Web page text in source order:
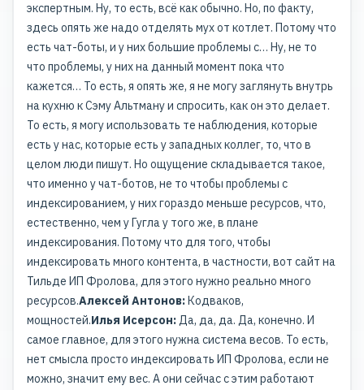
экспертным. Ну, то есть, всё как обычно. Но, по факту,
здесь опять же надо отделять мух от котлет. Потому что
есть чат-боты, и у них большие проблемы с… Ну, не то
что проблемы, у них на данный момент пока что
кажется… То есть, я опять же, я не могу заглянуть внутрь
на кухню к Сэму Альтману и спросить, как он это делает.
То есть, я могу использовать те наблюдения, которые
есть у нас, которые есть у западных коллег, то, что в
целом люди пишут. Но ощущение складывается такое,
что именно у чат-ботов, не то чтобы проблемы с
индексированием, у них гораздо меньше ресурсов, что,
естественно, чем у Гугла у того же, в плане
индексирования. Потому что для того, чтобы
индексировать много контента, в частности, вот сайт на
Тильде ИП Фролова, для этого нужно реально много
ресурсов.Алексей Антонов:Кодваков,
мощностей.Илья Исерсон:Да, да, да. Да, конечно. И
самое главное, для этого нужна система весов. То есть,
нет смысла просто индексировать ИП Фролова, если не
можно, значит ему вес. А они сейчас с этим работают